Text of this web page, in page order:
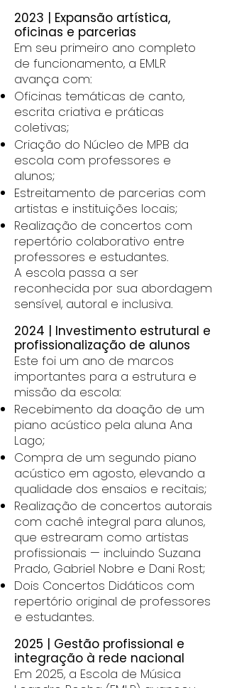
2023 | Expansão artística,
oficinas e parcerias
Em seu primeiro ano completo
de funcionamento, a EMLR
avança com:
Oficinas temáticas de canto,
escrita criativa e práticas
coletivas;
Criação do Núcleo de MPB da
escola com professores e
alunos;
Estreitamento de parcerias com
artistas e instituições locais;
Realização de concertos com
repertório colaborativo entre
professores e estudantes.
A escola passa a ser
reconhecida por sua abordagem
sensível, autoral e inclusiva.
2024 | Investimento estrutural e
profissionalização de alunos
Este foi um ano de marcos
importantes para a estrutura e
missão da escola:
Recebimento da doação de um
piano acústico pela aluna Ana
Lago;
Compra de um segundo piano
acústico em agosto, elevando a
qualidade dos ensaios e recitais;
Realização de concertos autorais
com cachê integral para alunos,
que estrearam como artistas
profissionais — incluindo Suzana
Prado, Gabriel Nobre e Dani Rost;
Dois Concertos Didáticos com
repertório original de professores
e estudantes.
2025 | Gestão profissional e
integração à rede nacional
Em 2025, a Escola de Música